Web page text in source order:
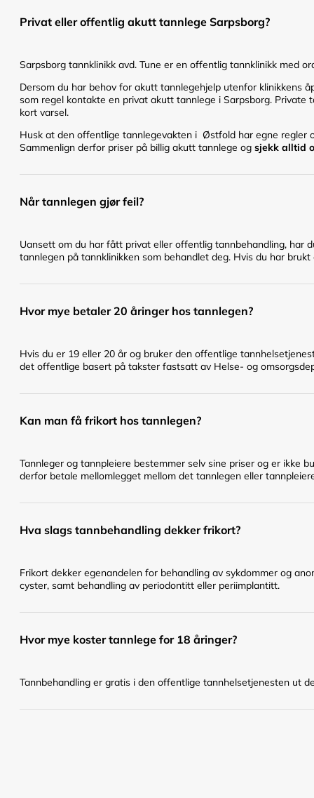
Privat eller offentlig akutt tannlege Sarpsborg?
Sarpsborg tannklinikk avd. Tune er en offentlig tannklinikk med
Dersom du har behov for akutt tannlegehjelp utenfor klinikkens
som regel kontakte en privat akutt tannlege i Sarpsborg.
kort varsel.
Husk at den offentlige tannlegevakten i Østfold har egne regler
Sammenlign derfor priser på billig akutt tannlege og sjekk alltid
Når tannlegen gjør feil?
Uansett om du har fått privat eller offentlig tannbehandling, har
tannlegen på tannklinikken som behandlet deg. Hvis du har
Hvor mye betaler 20 åringer hos tannlegen?
Hvis du er 19 eller 20 år og bruker den offentlige
det offentlige basert på takster fastsatt av Helse- og
Kan man få frikort hos tannlegen?
Tannleger og tannpleiere bestemmer selv sine priser og er ikke
derfor betale mellomlegget mellom det tannlegen eller
Hva slags tannbehandling dekker frikort?
Frikort dekker egenandelen for behandling av sykdommer og
cyster, samt behandling av periodontitt eller periimplantitt.
Hvor mye koster tannlege for 18 åringer?
Tannbehandling er gratis i den offentlige tannhelsetjenesten ut